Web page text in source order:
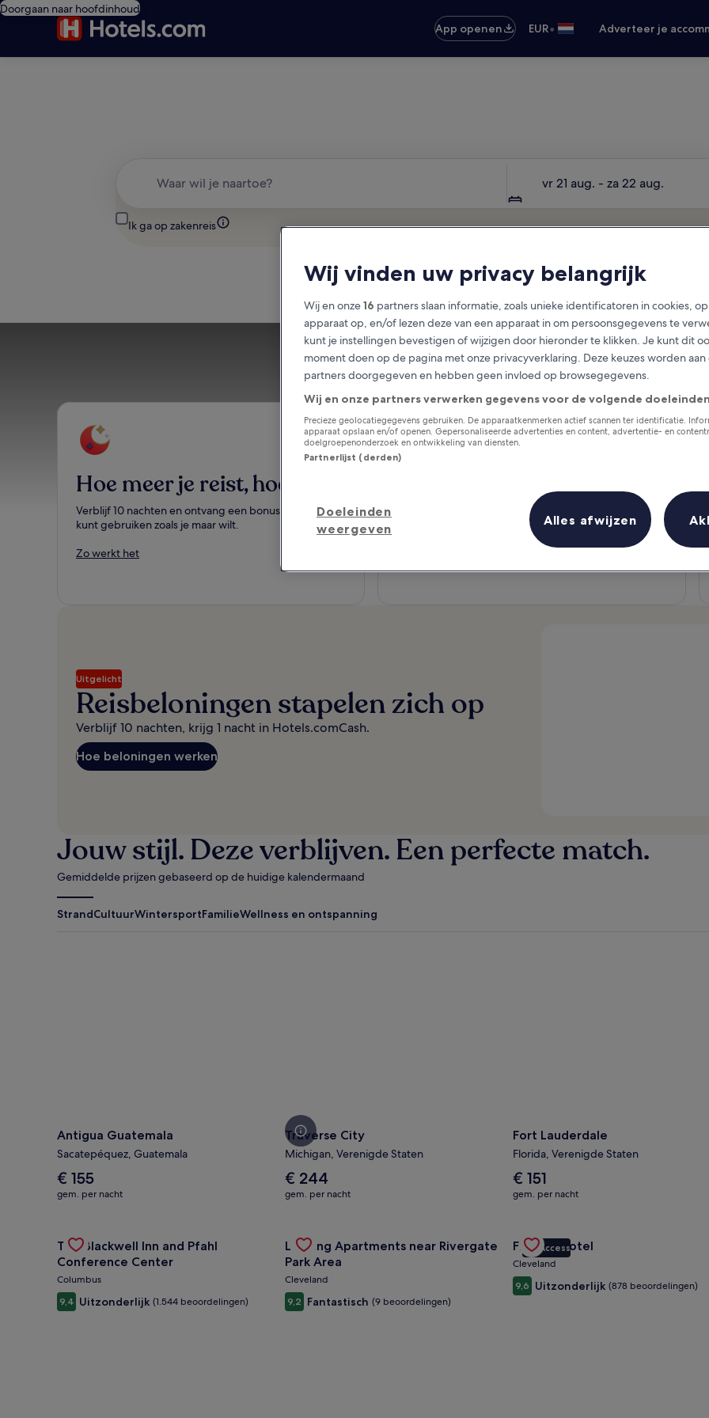
Doorgaan naar hoofdinhoud
App openen
EUR• Adverteer je
vr 21 aug. - za 22 aug.
Ik ga op zakenreis
Hoe meer je reist, hoe beter
Verblijf 10 nachten en ontvang een bonusnacht die je
kunt gebruiken zoals je maar wilt.
Zo werkt het
Verblijven die je verwennen
Populaire VIP Access-verblijven scoren hoog en
bieden extra's voor topleden.
Uitgelicht
Reisbeloningen stapelen zich op
Verblijf 10 nachten, krijg 1 nacht in Hotels.comCash.
Hoe beloningen werken
Jouw stijl. Deze verblijven. Een perfecte match.
Gemiddelde prijzen gebaseerd op de huidige kalendermaand
StrandCultuurWintersportFamilieWellness en ontspanning
Antigua Guatemala
Sacatepéquez, Guatemala
De
gemiddelde
prijs
is
€ 155
€ 155
gem. per nacht
Traverse City
Michigan, Verenigde Staten
De
gemiddelde
prijs
is
€ 244
€ 244
gem. per nacht
Fort Lauderdale
Florida, Verenigde Staten
De
gemiddelde
prijs
is
€ 151
€ 151
gem. per nacht
Gallery
Carousel
The Blackwell Inn and Pfahl
Conference Center
Columbus
9,4 Uitzonderlijk (1.544 beoordelingen)
Gallery
Carousel
Landing Apartments near Rivergate
Park Area
Cleveland
9,2 Fantastisch (9 beoordelingen)
Gallery
Carousel
VIP Access
Fidelity Hotel
Cleveland
9,6 Uitzonderlijk (878 beoordelingen)
Wij vinden uw privacy belangrijk
Wij en onze16 partners slaan informatie, zoals unieke identificatoren in cookies,
apparaat op, en/of lezen deze van een apparaat in om persoonsgegevens te
kunt je instellingen bevestigen of wijzigen door hieronder te klikken. Je kunt dit
moment doen op de pagina met onze privacyverklaring. Deze keuzes worden aan
partners doorgegeven en hebben geen invloed op browsegegevens.
Wij en onze partners verwerken gegevens voor de volgende
Precieze geolocatiegegevens gebruiken. De apparaatkenmerken actief scannen ter identificatie.
apparaat opslaan en/of openen. Gepersonaliseerde advertenties en content, advertentie- en
doelgroepenonderzoek en ontwikkeling van diensten.
Partnerlijst (derden)
Doeleinden
weergeven
Alles afwijzen